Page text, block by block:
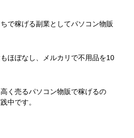
で稼げる副業としてパソコン物販
ほぼなし、メルカリで不用品を10
く売るパソコン物販で稼げるの
中です。